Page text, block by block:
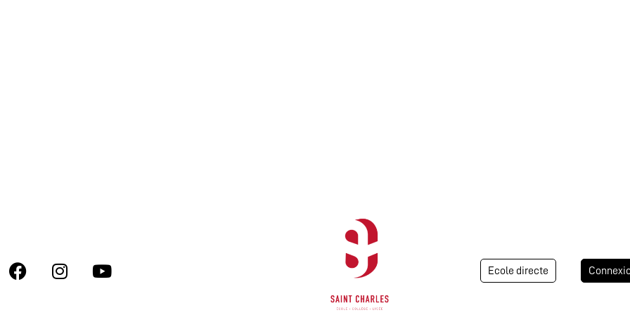
Ecole directe